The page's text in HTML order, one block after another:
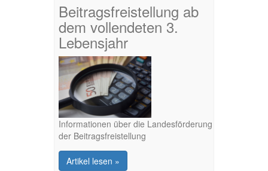
Beitragsfreistellung ab
dem vollendeten 3.
Lebensjahr
Informationen über die Landesförderung
der Beitragsfreistellung
Artikel lesen »